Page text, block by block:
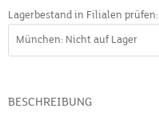
Lagerbestand in Filialen prüfen:
BESCHREIBUNG